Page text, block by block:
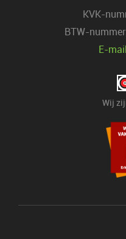
KVK-
BTW-
E-
Wij